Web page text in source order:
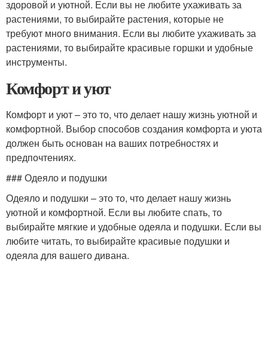
здоровой и уютной. Если вы не любите ухаживать за
растениями, то выбирайте растения, которые не
требуют много внимания. Если вы любите ухаживать за
растениями, то выбирайте красивые горшки и удобные
инструменты.
Комфорт и уют
Комфорт и уют – это то, что делает нашу жизнь уютной и
комфортной. Выбор способов создания комфорта и уюта
должен быть основан на ваших потребностях и
предпочтениях.
### Одеяло и подушки
Одеяло и подушки – это то, что делает нашу жизнь
уютной и комфортной. Если вы любите спать, то
выбирайте мягкие и удобные одеяла и подушки. Если вы
любите читать, то выбирайте красивые подушки и
одеяла для вашего дивана.